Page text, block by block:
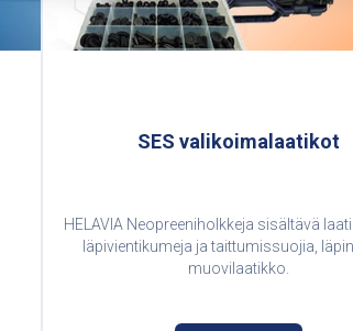
SES valikoimalaatikot
HELAVIA Neopreeniholkkeja sisältävä
läpivientikumeja ja taittumissuojia,
muovilaatikko.